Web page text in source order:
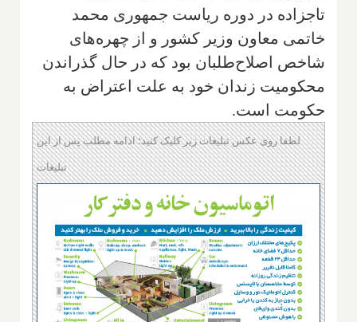
تاجزاده در دوره ریاست جمهوری محمد
خاتمی معاون وزیر کشور و از چهره‌های
شاخص اصلاح‌طلبان بود که در حال گذراندن
محکومیت زندان خود به علت اعتراض به
حکومت است.
لطفا روی عکس تبلیغات زیر کلیک کنید؛ ادامه مطلب پس از این
تبلیغات